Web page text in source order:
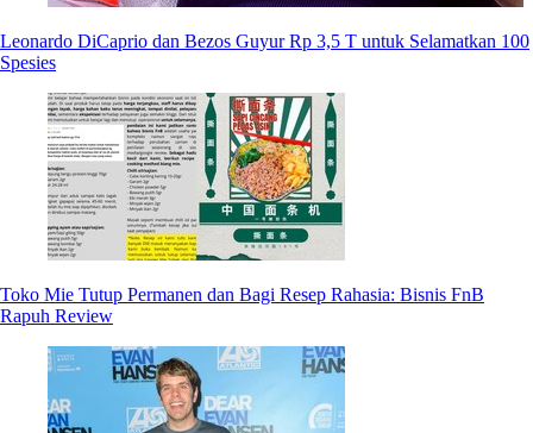
Leonardo DiCaprio dan Bezos Guyur Rp 3,5 T untuk Selamatkan 100
Spesies
Toko Mie Tutup Permanen dan Bagi Resep Rahasia: Bisnis FnB
Rapuh Review